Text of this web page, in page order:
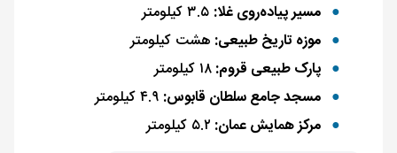
مسیر پیاده‌روی غلا:
موزه تاریخ طبیعی: هشت کیلومتر
پارک طبیعی قروم:۱۸ کیلومتر
مسجد جامع سلطان قابوس: ۴.۹ کیلومتر
مرکز همایش عمان: ۵.۲ کیلومتر